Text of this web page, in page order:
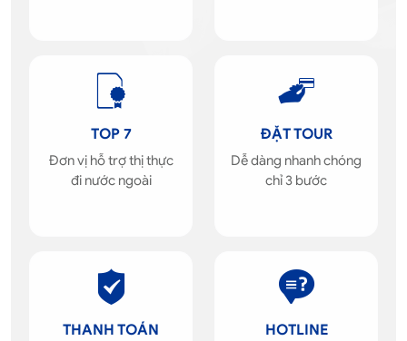
TOP 7
Đơn vị hỗ trợ thị thực
đi nước ngoài
ĐẶT TOUR
Dễ dàng nhanh chóng
chỉ 3 bước
THANH TOÁN HOTLINE